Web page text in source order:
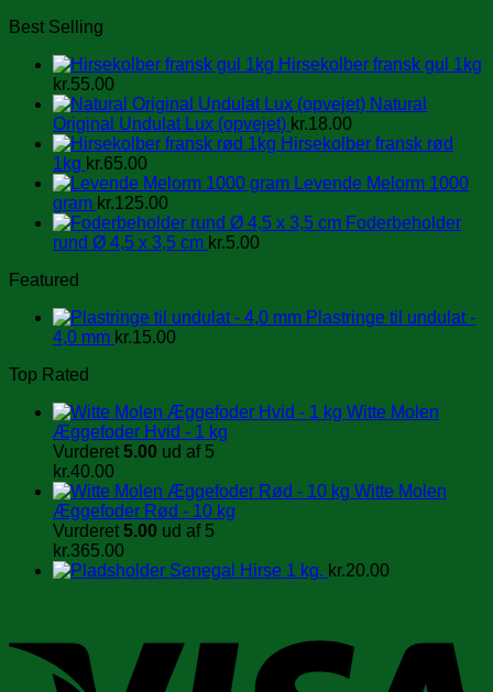
Best Selling
Hirsekolber fransk gul 1kg
kr.55.00
Natural
Original Undulat Lux (opvejet) kr.18.00
Hirsekolber fransk rød
1kg kr.65.00
Levende Melorm 1000
gram kr.125.00
Foderbeholder
rund Ø 4,5 x 3,5 cm kr.5.00
Featured
Plastringe til undulat -
4,0 mm kr.15.00
Top Rated
Witte Molen
Æggefoder Hvid - 1 kg
Vurderet 5.00 ud af 5
kr.40.00
Witte Molen
Æggefoder Rød - 10 kg
Vurderet 5.00 ud af 5
kr.365.00
Senegal Hirse 1 kg. kr.20.00